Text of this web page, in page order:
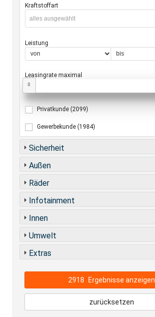
Kraftstoffart
alles ausgewählt
Leistung
Leasingrate maximal
0
Privatkunde (2099)
Gewerbekunde (1984)
Sicherheit
Außen
Räder
Infotainment
Innen
Umwelt
Extras
2918 Ergebnisse anzeigen
zurücksetzen